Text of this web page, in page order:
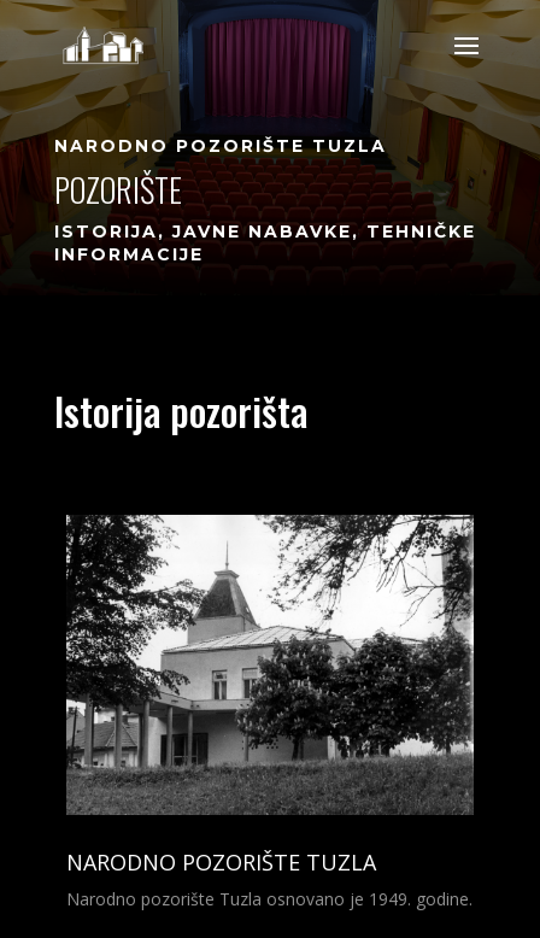
NARODNO POZORIŠTE TUZLA
POZORIŠTE
ISTORIJA, JAVNE NABAVKE, TEHNIČKE
INFORMACIJE
Istorija pozorišta
NARODNO POZORIŠTE TUZLA
Narodno pozorište Tuzla osnovano je 1949. godine.